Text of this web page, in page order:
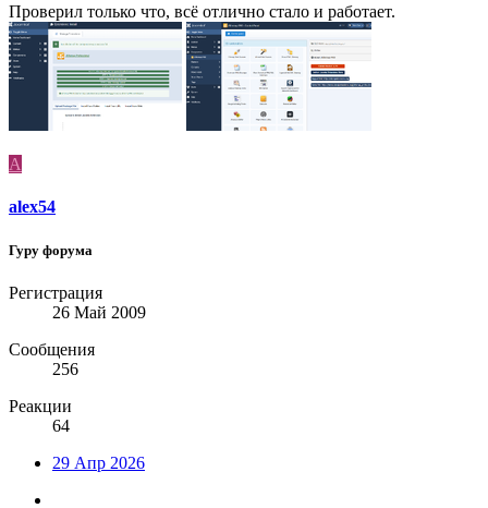
Проверил только что, всё отлично стало и работает.
A
alex54
Гуру форума
Регистрация
26 Май 2009
Сообщения
256
Реакции
64
29 Апр 2026